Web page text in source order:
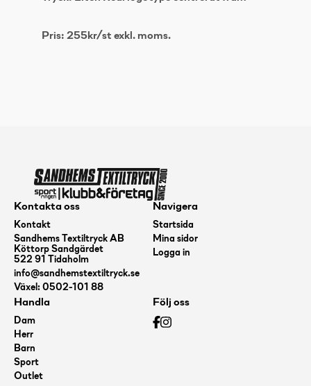
Pris: 255kr/st exkl. moms.
Kontakta oss
Kontakt
Sandhems Textiltryck AB
Köttorp Sandgärdet
522 91 Tidaholm
info@sandhemstextiltryck.se
Växel: 0502-101 88
Navigera
Startsida
Mina sidor
Logga in
Handla
Dam
Herr
Barn
Sport
Outlet
Följ oss